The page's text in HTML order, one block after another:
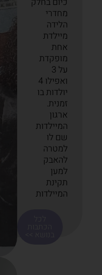
מחדרי
הלידה
מיילדת
אחת
מופקדת
על 3
ואפילו 4
יולדות בו
זמנית.
ארגון
המיילדות
שם לו
למטרה
להאבק
למען
תקינת
המיילדות